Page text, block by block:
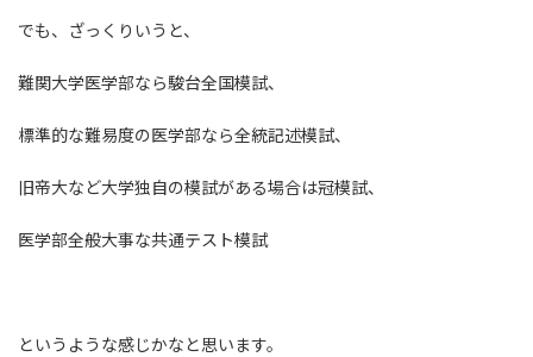
でも、ざっくりいうと、
難関大学医学部なら駿台全国模試、
標準的な難易度の医学部なら全統記述模試、
旧帝大など大学独自の模試がある場合は冠模試、
医学部全般大事な共通テスト模試
というような感じかなと思います。